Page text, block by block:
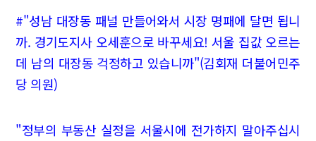
#"성남 대장동 패널 만들어와서 시장 명패에 달면 됩니
까. 경기도지사 오세훈으로 바꾸세요! 서울 집값 오르는
데 남의 대장동 걱정하고 있습니까"(김회재 더불어민주
당 의원)
"정부의 부동산 실정을 서울시에 전가하지 말아주십시